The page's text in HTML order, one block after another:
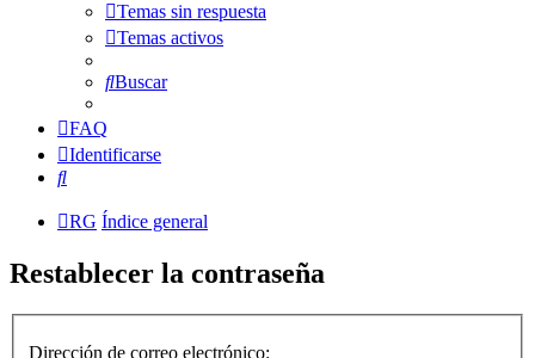
Temas sin respuesta
Temas activos
Buscar
FAQ
Identificarse
Buscar
RG Índice general
Restablecer la contraseña
Dirección de correo electrónico: